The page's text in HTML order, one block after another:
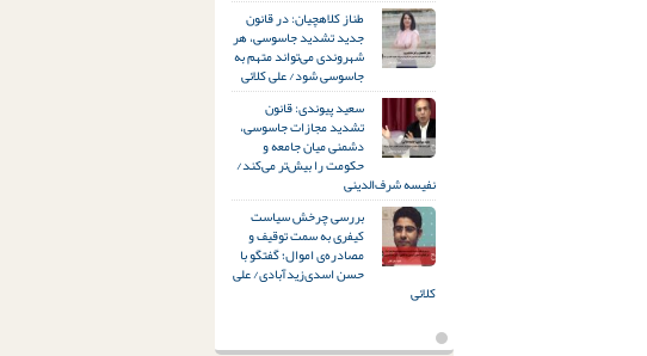
طناز کلاهچیان: در قانون
جدید تشدید جاسوسی، هر
شهروندی می‌تواند متهم به
جاسوسی شود/ علی کلائی
سعید پیوندی: قانون
تشدید مجازات جاسوسی،
دشمنی میان جامعه و
حکومت را بیش‌تر می‌کند/
نفیسه شرف‌الدینی
بررسی چرخش سیاست
کیفری به سمت توقیف و
مصادره‌ی اموال؛ گفتگو با
حسن اسدی‌زیدآبادی/ علی
کلائی